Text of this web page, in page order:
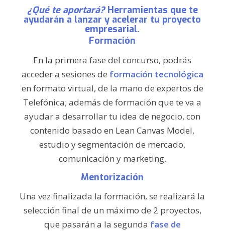
¿Qué te aportará? Herramientas que te
ayudarán a lanzar y acelerar tu proyecto
empresarial.
Formación
En la primera fase del concurso, podrás
acceder a sesiones de formación tecnológica
en formato virtual, de la mano de expertos de
Telefónica; además de formación que te va a
ayudar a desarrollar tu idea de negocio, con
contenido basado en Lean Canvas Model,
estudio y segmentación de mercado,
comunicación y marketing.
Mentorización
Una vez finalizada la formación, se realizará la
selección final de un máximo de 2 proyectos,
que pasarán a la segunda fase de